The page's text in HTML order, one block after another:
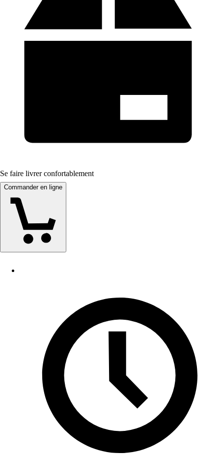
Se faire livrer confortablement
Commander en ligne